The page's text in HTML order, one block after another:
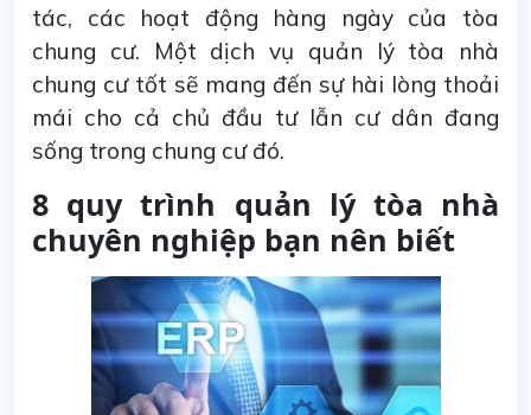
tác, các hoạt động hàng ngày của tòa
chung cư. Một dịch vụ quản lý tòa nhà
chung cư tốt sẽ mang đến sự hài lòng thoải
mái cho cả chủ đầu tư lẫn cư dân đang
sống trong chung cư đó.
8 quy trình quản lý tòa nhà
chuyên nghiệp bạn nên biết